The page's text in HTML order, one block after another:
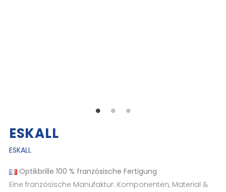
ESKALL
ESKALL
Optikbrille 100 % französische Fertigung
Eine französische Manufaktur: Komponenten, Material &